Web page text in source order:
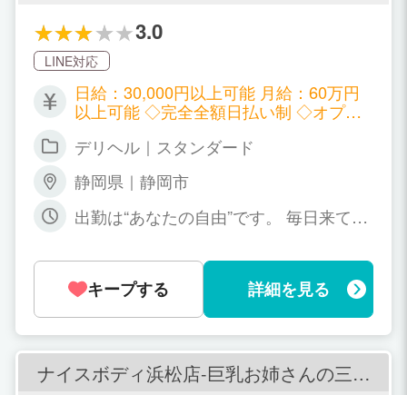
3.0
LINE対応
日給：30,000円以上可能 月給：60万円
以上可能 ◇完全全額日払い制 ◇オプシ
大3か月） ◇ノルマ・罰金なし
デリヘル｜スタンダード
静岡県｜静岡市
出勤は“あなたの自由”です。 毎日来ても
予定に合わせてムリなく続けられます。
辞めたいときもメール1本でＯＫ。
キープする 詳細を見る
ナイスボディ浜松店-巨乳お姉さんの三ツ